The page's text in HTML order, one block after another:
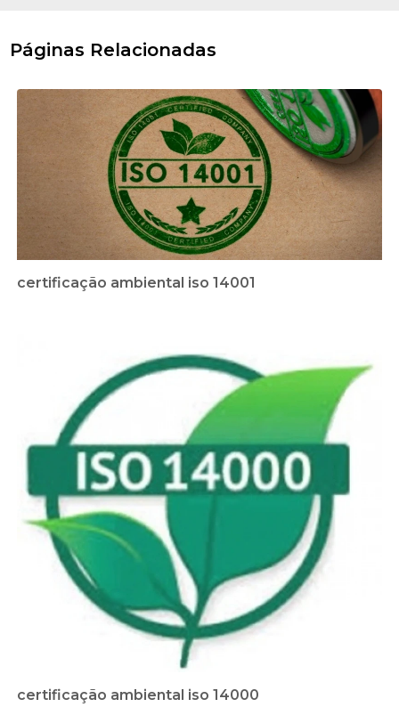
Páginas Relacionadas
certificação ambiental iso 14001
certificação ambiental iso 14000